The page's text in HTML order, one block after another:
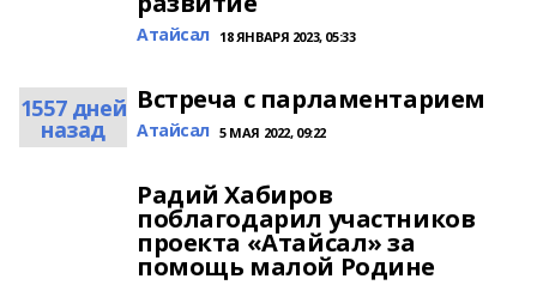
Атайсал 18 ЯНВАРЯ 2023, 05:33
1557 дней
назад
Встреча с парламентарием
Атайсал 5 МАЯ 2022, 09:22
Радий Хабиров
поблагодарил участников
проекта «Атайсал» за
помощь малой Родине